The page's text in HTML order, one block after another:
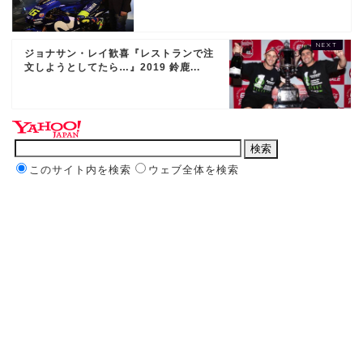
ジョナサン・レイ歓喜『レストランで注
文しようとしてたら…』2019 鈴鹿...
このサイト内を検索 ウェブ全体を検索